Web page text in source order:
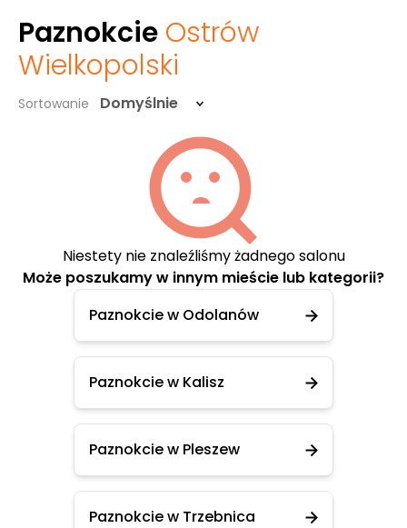
Paznokcie Ostrów
Wielkopolski
Sortowanie Domyślnie
Niestety nie znaleźliśmy żadnego salonu
Może poszukamy w innym mieście lub kategorii?
Paznokcie w Odolanów
Paznokcie w Kalisz
Paznokcie w Pleszew
Paznokcie w Trzebnica